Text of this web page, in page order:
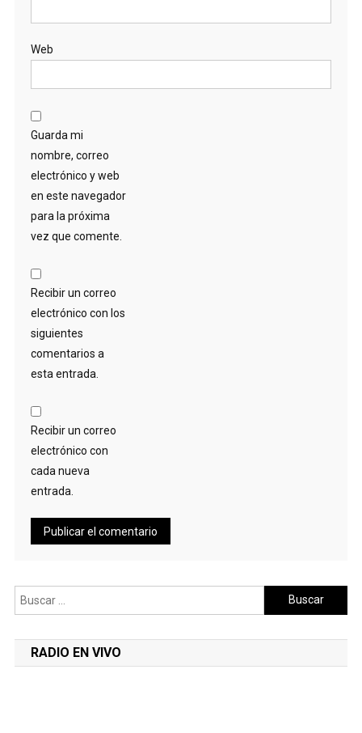
Web
Guarda mi
nombre, correo
electrónico y web
en este navegador
para la próxima
vez que comente.
Recibir un correo
electrónico con los
siguientes
comentarios a
esta entrada.
Recibir un correo
electrónico con
cada nueva
entrada.
Buscar:
RADIO EN VIVO